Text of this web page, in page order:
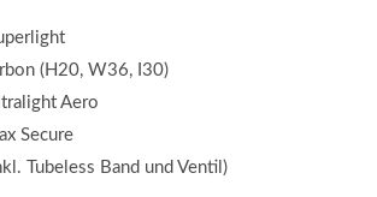
(H20, W36, I30)
Aero
Secure
Tubeless Band und Ventil)